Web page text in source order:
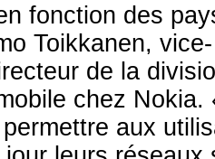
fonction des
Toikkanen, vice-
de la
chez Nokia.
aux